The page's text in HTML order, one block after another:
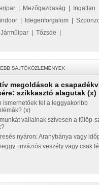
Mezőgazdaság Ingatlan
Idegenforgalom
Járműipar Tőzsde
megoldások a
szikkasztó alagutak (x)
ismerhetőek fel a leggyakoribb
(x)
vállalnak szívesen a fülöp-
nyáron: Aranybánya vagy
inváziós veszély vagy csak